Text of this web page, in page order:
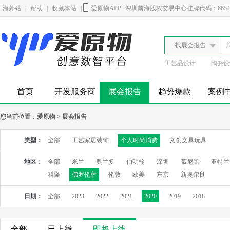
海外站 帮助 收藏本站 爱原物APP 深圳前海股权交易中心挂牌代码：
找展会报告
工艺品设计 陶瓷
首页 开发服务商 展会报告 趋势爆款 案例
您当前位置： 爱原物 > 展会报告
类型： 全部 工艺家居装饰 个人时尚消费 文创文具玩具
地区： 全部 米兰 奥兰多 伯明翰 深圳 慕尼黑
亚特
科隆
佛罗伦萨 伦敦 欧美 东京 新奥尔良
日期： 全部 2023 2022 2021 2020 2019 2018